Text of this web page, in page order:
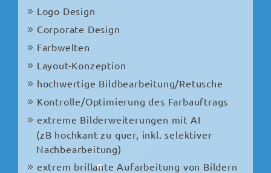
Logo Design
Corporate Design
Farbwelten
Layout-Konzeption
hochwertige Bildbearbeitung/Retusche
Kontrolle/Optimierung des Farbauftrags
extreme Bilderweiterungen mit AI
(zB hochkant zu quer, inkl. selektiver
Nachbearbeitung)
extrem brillante Aufarbeitung von Bildern